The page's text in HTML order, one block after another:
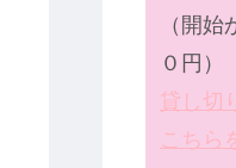
（開
０円）
貸し切
こちら